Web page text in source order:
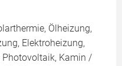
Ölheizung,
Elektroheizung,
Photovoltaik, Kamin /